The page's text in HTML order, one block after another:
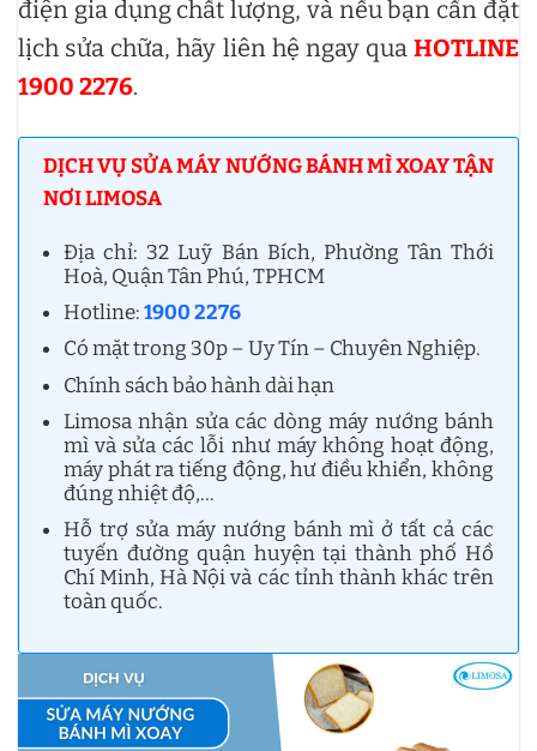
điện gia dụng chất lượng, và nếu bạn cần đặt
lịch sửa chữa, hãy liên hệ ngay qua HOTLINE
1900 2276.
DỊCH VỤ SỬA MÁY NƯỚNG BÁNH MÌ XOAY TẬN
NƠI LIMOSA
Địa chỉ: 32 Luỹ Bán Bích, Phường Tân Thới
Hoà, Quận Tân Phú, TPHCM
Hotline:1900 2276
Có mặt trong 30p – Uy Tín – Chuyên Nghiệp.
Chính sách bảo hành dài hạn
Limosa nhận sửa các dòng máy nướng bánh
mì và sửa các lỗi như máy không hoạt động,
máy phát ra tiếng động, hư điều khiển, không
đúng nhiệt độ,…
Hỗ trợ sửa máy nướng bánh mì ở tất cả các
tuyến đường quận huyện tại thành phố Hồ
Chí Minh, Hà Nội và các tỉnh thành khác trên
toàn quốc.